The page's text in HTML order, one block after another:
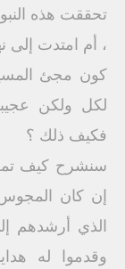
تحققت هذه
، أم امتدت إلى
كون مجئ
لكل ولكن
فكيف ذلك ؟
سنشرح كيف
إن كان
وقدموا له